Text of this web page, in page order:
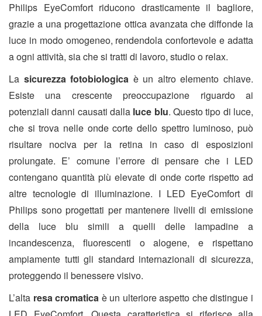
Philips EyeComfort riducono drasticamente il bagliore,
grazie a una progettazione ottica avanzata che diffonde la
luce in modo omogeneo, rendendola confortevole e adatta
a ogni attività, sia che si tratti di lavoro, studio o relax.
La sicurezza fotobiologica è un altro elemento chiave.
Esiste una crescente preoccupazione riguardo ai
potenziali danni causati dalla luce blu. Questo tipo di luce,
che si trova nelle onde corte dello spettro luminoso, può
risultare nociva per la retina in caso di esposizioni
prolungate. E’ comune l’errore di pensare che i LED
contengano quantità più elevate di onde corte rispetto ad
altre tecnologie di illuminazione. I LED EyeComfort di
Philips sono progettati per mantenere livelli di emissione
della luce blu simili a quelli delle lampadine a
incandescenza, fluorescenti o alogene, e rispettano
ampiamente tutti gli standard internazionali di sicurezza,
proteggendo il benessere visivo.
L’alta resa cromatica è un ulteriore aspetto che distingue i